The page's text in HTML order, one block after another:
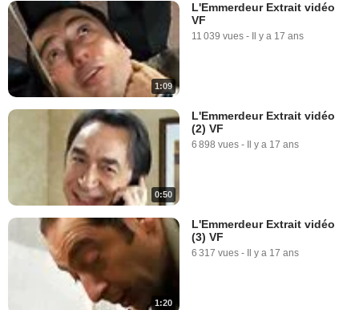
1:09
L'Emmerdeur Extrait vidéo
VF
11 039 vues - Il y a 17 ans
0:50
L'Emmerdeur Extrait vidéo
(2) VF
6 898 vues - Il y a 17 ans
1:20
L'Emmerdeur Extrait vidéo
(3) VF
6 317 vues - Il y a 17 ans